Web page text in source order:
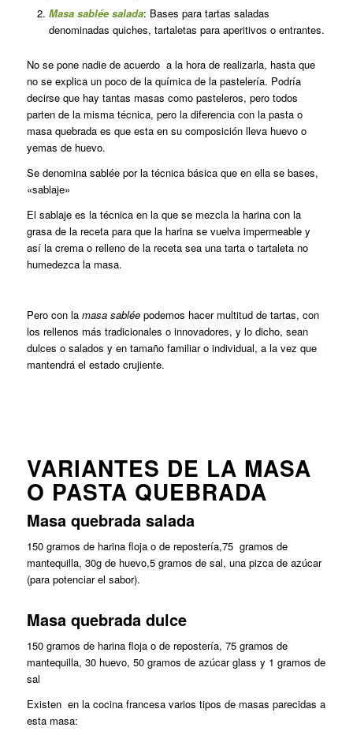
Masa sablée salada: Bases para tartas saladas
denominadas quiches, tartaletas para aperitivos o entrantes.
No se pone nadie de acuerdo a la hora de realizarla, hasta que
no se explica un poco de la química de la pastelería. Podría
decirse que hay tantas masas como pasteleros, pero todos
parten de la misma técnica, pero la diferencia con la pasta o
masa quebrada es que esta en su composición lleva huevo o
yemas de huevo.
Se denomina sablée por la técnica básica que en ella se bases,
«sablaje»
El sablaje es la técnica en la que se mezcla la harina con la
grasa de la receta para que la harina se vuelva impermeable y
así la crema o relleno de la receta sea una tarta o tartaleta no
humedezca la masa.
Pero con la masa sablée podemos hacer multitud de tartas, con
los rellenos más tradicionales o innovadores, y lo dicho, sean
dulces o salados y en tamaño familiar o individual, a la vez que
mantendrá el estado crujiente.
VARIANTES DE LA MASA
O PASTA QUEBRADA
Masa quebrada salada
150 gramos de harina floja o de repostería,75 gramos de
mantequilla, 30g de huevo,5 gramos de sal, una pizca de azúcar
(para potenciar el sabor).
Masa quebrada dulce
150 gramos de harina floja o de repostería, 75 gramos de
mantequilla, 30 huevo, 50 gramos de azúcar glass y 1 gramos de
sal
Existen en la cocina francesa varios tipos de masas parecidas a
esta masa: